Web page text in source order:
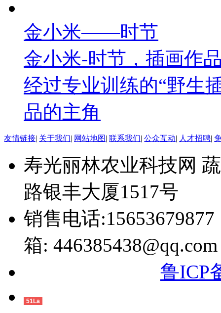
金小米——时节
金小米-时节，插画作
经过专业训练的“野生
品的主角
友情链接| 关于我们| 网站地图| 联系我们| 公众互动| 人才招聘|
寿光丽林农业科技网
路银丰大厦1517号
销售电话
箱: 446385438@qq.com
鲁ICP
51La